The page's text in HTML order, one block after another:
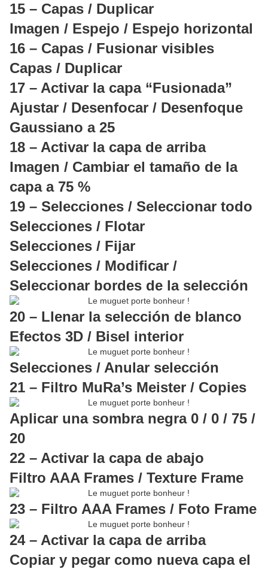
15 – Capas / Duplicar
Imagen / Espejo / Espejo horizontal
16 – Capas / Fusionar visibles
Capas / Duplicar
17 – Activar la capa “Fusionada”
Ajustar / Desenfocar / Desenfoque
Gaussiano a 25
18 – Activar la capa de arriba
Imagen / Cambiar el tamaño de la
capa a 75 %
19 – Selecciones / Seleccionar todo
Selecciones / Flotar
Selecciones / Fijar
Selecciones / Modificar /
Seleccionar bordes de la selección
20 – Llenar la selección de blanco
Efectos 3D / Bisel interior
Selecciones / Anular selección
21 – Filtro MuRa’s Meister / Copies
Aplicar una sombra negra 0 / 0 / 75 /
20
22 – Activar la capa de abajo
Filtro AAA Frames / Texture Frame
23 – Filtro AAA Frames / Foto Frame
24 – Activar la capa de arriba
Copiar y pegar como nueva capa el